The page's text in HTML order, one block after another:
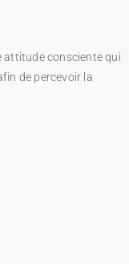
attitude consciente qui
de percevoir la